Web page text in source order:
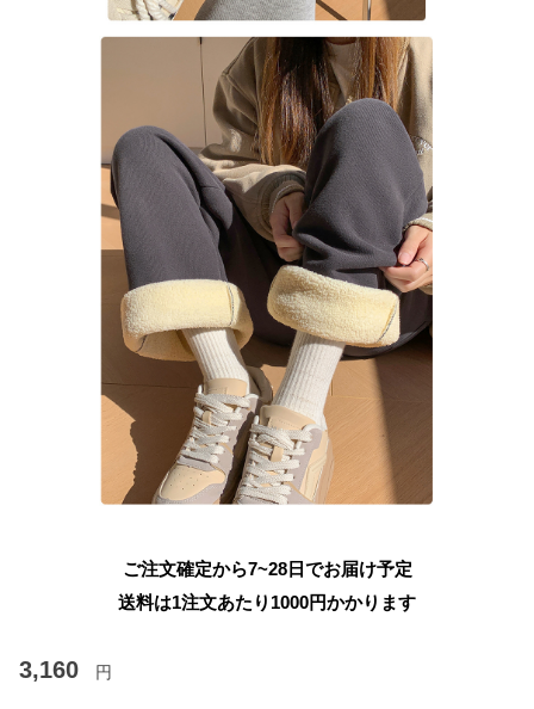
ご注文確定から7~28日でお届け予定
送料は1注文あたり 1000円かかります
3,160 円